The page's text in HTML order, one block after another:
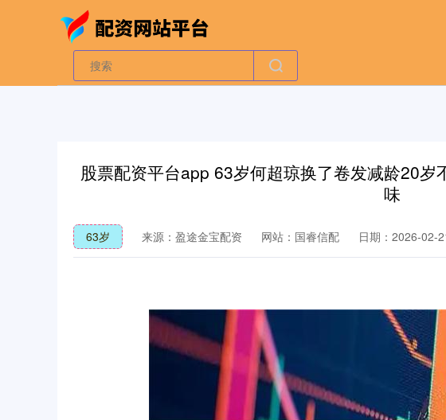
股票配资平台app 63岁何超琼换了卷发减龄20
味
63岁 来源：盈途金宝配资 网站：国睿信配 日期：2026-02-